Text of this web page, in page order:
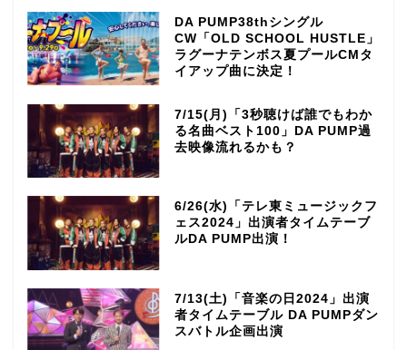
DA PUMP38thシングル
CW「OLD SCHOOL HUSTLE」
ラグーナテンボス夏プールCMタ
イアップ曲に決定！
7/15(月)「3秒聴けば誰でもわか
る名曲ベスト100」DA PUMP過
去映像流れるかも？
6/26(水)「テレ東ミュージックフ
ェス2024」出演者タイムテーブ
ルDA PUMP出演！
7/13(土)「音楽の日2024」出演
者タイムテーブル DA PUMPダン
スバトル企画出演